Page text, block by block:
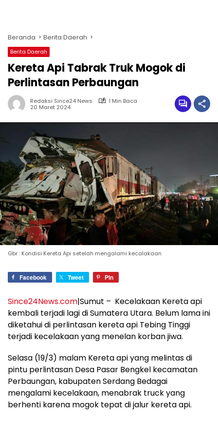
Beranda Berita Daerah
Berita Daerah
Kereta Api Tabrak Truk Mogok di
Perlintasan Perbaungan
Redaksi Since24 News
1 Min Baca
20 Maret 2024
Gbr : Kondisi Kereta Api setelah mengalami kecalakaan
Facebook Tweet Pin
Since24News.com|Sumut – Kecelakaan Kereta api
kembali terjadi lagi di Sumatera Utara. Belum lama ini
diketahui di perlintasan kereta api Tebing Tinggi
terjadi kecelakaan yang menelan korban jiwa.
Selasa (19/3) malam Kereta api yang melintas di
pintu perlintasan Desa Pasar Bengkel kecamatan
Perbaungan, kabupaten Serdang Bedagai
mengalami kecelakaan, menabrak truck yang
berhenti karena mogok tepat di jalur kereta api.